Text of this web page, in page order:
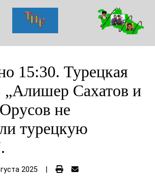
15:30. Турецкая
„Алишер Сахатов и
не
турецкую
2025